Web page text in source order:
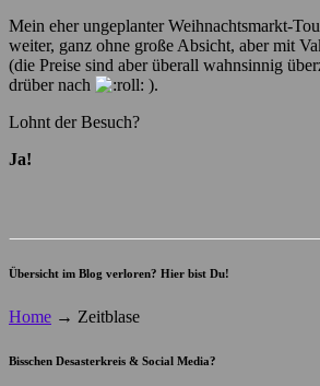
Mein eher ungeplanter Weihnachtsmarkt-
weiter, ganz ohne große Absicht, aber mit
(die Preise sind aber überall wahnsinnig
drüber nach
).
Lohnt der Besuch?
Ja!
Übersicht im Blog verloren? Hier bist Du!
Home → Zeitblase
Bisschen Desasterkreis & Social Media?